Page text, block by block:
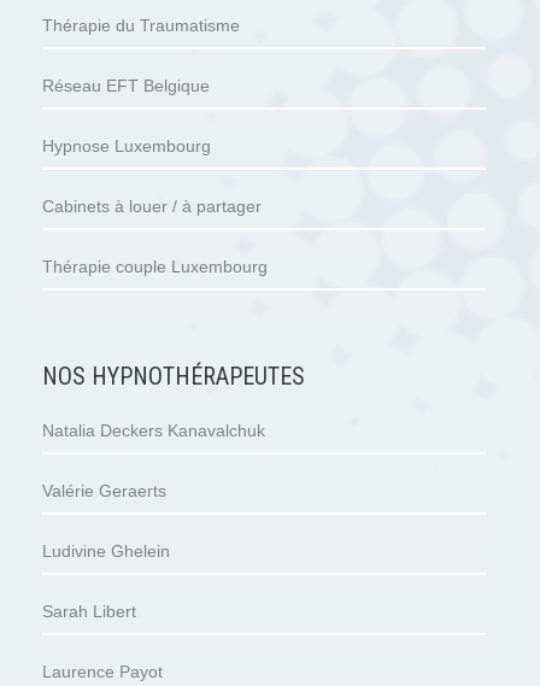
Thérapie du Traumatisme
Réseau EFT Belgique
Hypnose Luxembourg
Cabinets à louer / à partager
Thérapie couple Luxembourg
NOS HYPNOTHÉRAPEUTES
Natalia Deckers Kanavalchuk
Valérie Geraerts
Ludivine Ghelein
Sarah Libert
Laurence Payot